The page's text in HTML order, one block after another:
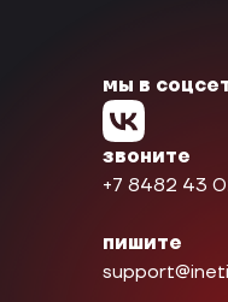
мы в
звоните
+7 8482 43
пишите